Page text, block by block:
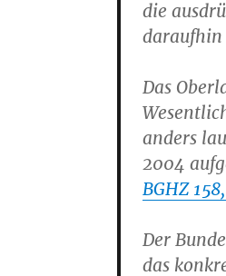
die
daraufhin
Das
anders
2004
BGHZ
Der
das